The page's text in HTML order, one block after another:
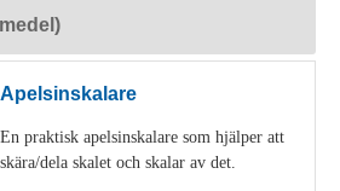
Apelsinskalare
En praktisk apelsinskalare som hjälper att
skära/dela skalet och skalar av det.